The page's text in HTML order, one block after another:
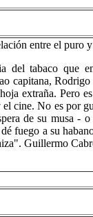
entre el puro
del tabaco que
capitana, Rodrigo
extraña. Pero
cine. No es por
de su musa -
fuego a su
Guillermo